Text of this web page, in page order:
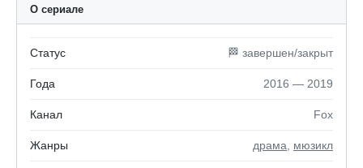
О сериале
Статус 🏁 завершен/закрыт
Года 2016 — 2019
Канал Fox
Жанры драма мюзикл